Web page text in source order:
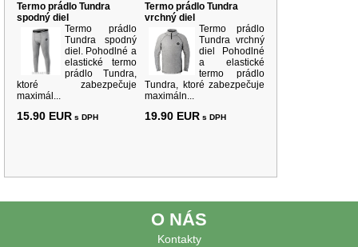
Termo prádlo Tundra
spodný diel
Termo prádlo
Tundra spodný
diel. Pohodlné a
elastické termo
prádlo Tundra,
ktoré zabezpečuje
maximál...
15.90 EUR s DPH
Termo prádlo Tundra
vrchný diel
Termo prádlo
Tundra vrchný
diel Pohodlné
a elastické
termo prádlo
Tundra, ktoré zabezpečuje
maximáln...
19.90 EUR s DPH
O NÁS
Kontakty